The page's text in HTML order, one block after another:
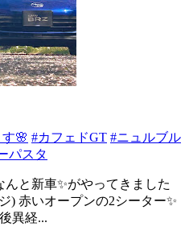
🌸 #カフェドGT #ニュルブル
パスタ
と新車✨がやってきました
赤いオープンの2シーター✨
異経...